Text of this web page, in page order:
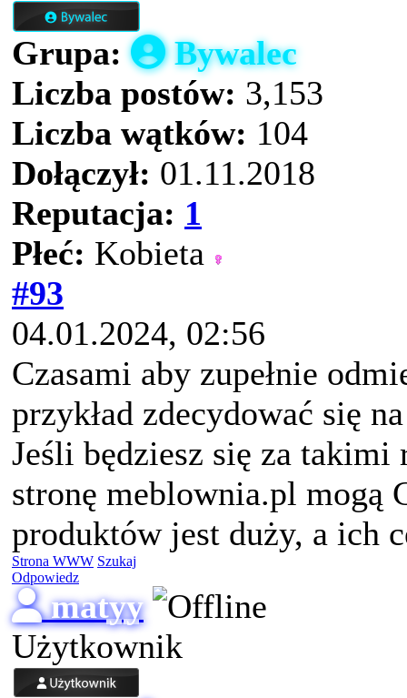
Grupa:
Bywalec
Liczba postów: 3,153
Liczba wątków: 104
Dołączył: 01.11.2018
Reputacja: 1
Płeć: Kobieta
#93
04.01.2024, 02:56
Czasami aby zupełnie
przykład zdecydować się
Jeśli będziesz się za takimi
stronę meblownia.pl mogą
produktów jest duży, a ich
Strona WWW Szukaj
Odpowiedz
matyy
Użytkownik